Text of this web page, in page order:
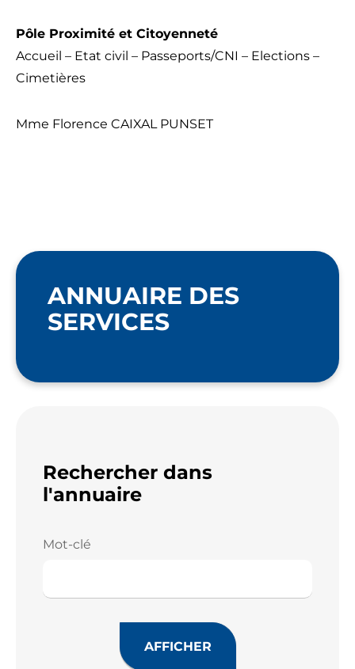
Pôle Proximité et Citoyenneté
Accueil – Etat civil – Passeports/CNI – Elections –
Cimetières
Mme Florence CAIXAL PUNSET
ANNUAIRE DES
SERVICES
Rechercher dans
l'annuaire
Mot-clé
AFFICHER